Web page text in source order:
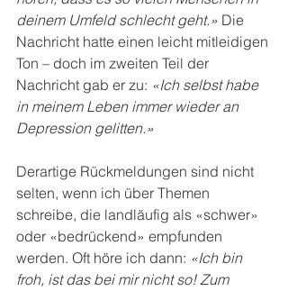
deinem Umfeld schlecht geht.» Die
Nachricht hatte einen leicht mitleidigen
Ton – doch im zweiten Teil der
Nachricht gab er zu: «Ich selbst habe
in meinem Leben immer wieder an
Depression gelitten.»
Derartige Rückmeldungen sind nicht
selten, wenn ich über Themen
schreibe, die landläufig als «schwer»
oder «bedrückend» empfunden
werden. Oft höre ich dann: «Ich bin
froh, ist das bei mir nicht so! Zum